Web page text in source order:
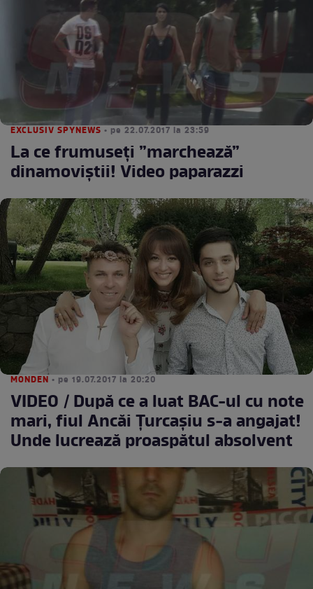
EXCLUSIV SPYNEWS • pe 22.07.2017 la 23:59
La ce frumuseți ”marchează”
dinamoviștii! Video paparazzi
MONDEN • pe 19.07.2017 la 20:20
VIDEO / După ce a luat BAC-ul cu note
mari, fiul Ancăi Ţurcaşiu s-a angajat!
Unde lucrează proaspătul absolvent